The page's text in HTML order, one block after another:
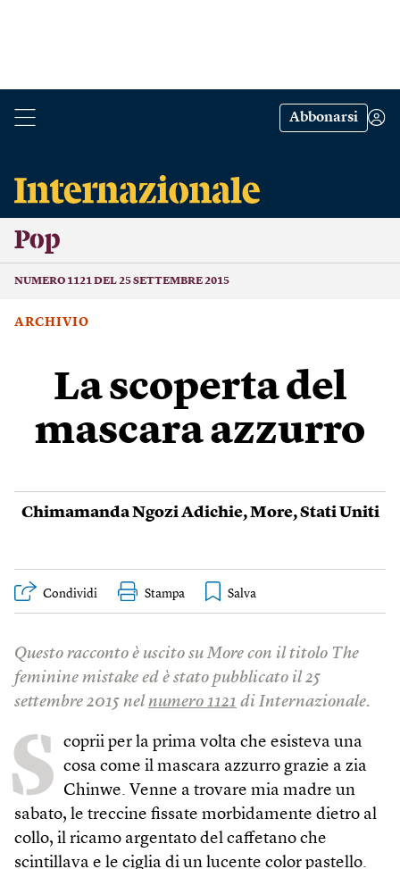
Abbonarsi
Pop
NUMERO 1121 DEL 25 SETTEMBRE 2015
ARCHIVIO
La scoperta del
mascara azzurro
Chimamanda Ngozi Adichie,More,Stati Uniti
Condividi Stampa
Questo racconto è uscito su More con il titolo The
feminine mistake ed è stato pubblicato il 25
settembre 2015 nel numero 1121 di Internazionale.
S coprii per la prima volta che esisteva una
cosa come il mascara azzurro grazie a zia
Chinwe. Venne a trovare mia madre un
sabato, le treccine fissate morbidamente dietro al
collo, il ricamo argentato del caffetano che
scintillava e le ciglia di un lucente color pastello.